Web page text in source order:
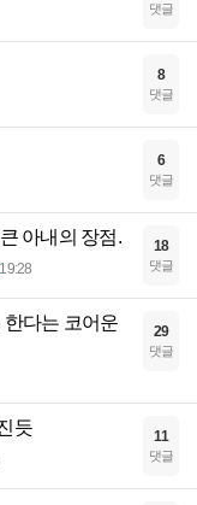
댓글
8
댓글
6
댓글
아내의 장점.
19:28
18
댓글
한다는 코어운
29
댓글
듯 11
댓글